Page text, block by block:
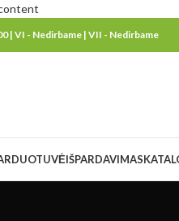
| VI - Nedirbame | VII - Nedirbame
IŠPARDAVIMAS